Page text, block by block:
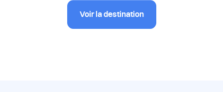
Voir la destination